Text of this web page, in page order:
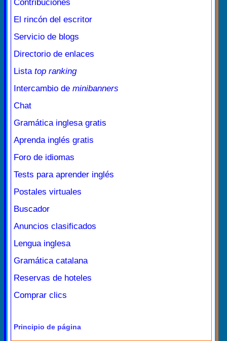
Contribuciones
El rincón del escritor
Servicio de blogs
Directorio de enlaces
Lista top ranking
Intercambio de minibanners
Chat
Gramática inglesa gratis
Aprenda inglés gratis
Foro de idiomas
Tests para aprender inglés
Postales virtuales
Buscador
Anuncios clasificados
Lengua inglesa
Gramática catalana
Reservas de hoteles
Comprar clics
Principio de página